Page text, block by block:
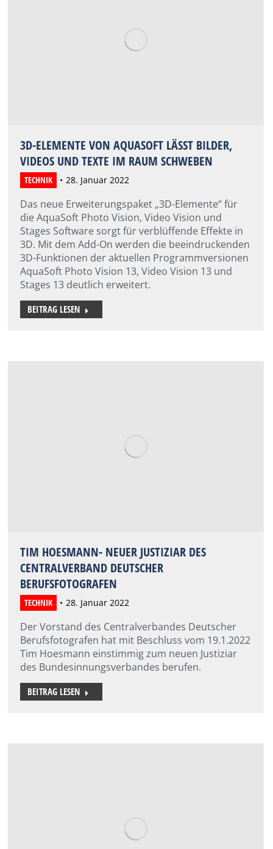
3D-ELEMENTE VON AQUASOFT LÄSST BILDER,
VIDEOS UND TEXTE IM RAUM SCHWEBEN
TECHNIK 28. Januar 2022
Das neue Erweiterungspaket „3D-Elemente“ für
die AquaSoft Photo Vision, Video Vision und
Stages Software sorgt für verblüffende Effekte in
3D. Mit dem Add-On werden die beeindruckenden
3D-Funktionen der aktuellen Programmversionen
AquaSoft Photo Vision 13, Video Vision 13 und
Stages 13 deutlich erweitert.
BEITRAG LESEN
TIM HOESMANN- NEUER JUSTIZIAR DES
CENTRALVERBAND DEUTSCHER
BERUFSFOTOGRAFEN
TECHNIK 28. Januar 2022
Der Vorstand des Centralverbandes Deutscher
Berufsfotografen hat mit Beschluss vom 19.1.2022
Tim Hoesmann einstimmig zum neuen Justiziar
des Bundesinnungsverbandes berufen.
BEITRAG LESEN